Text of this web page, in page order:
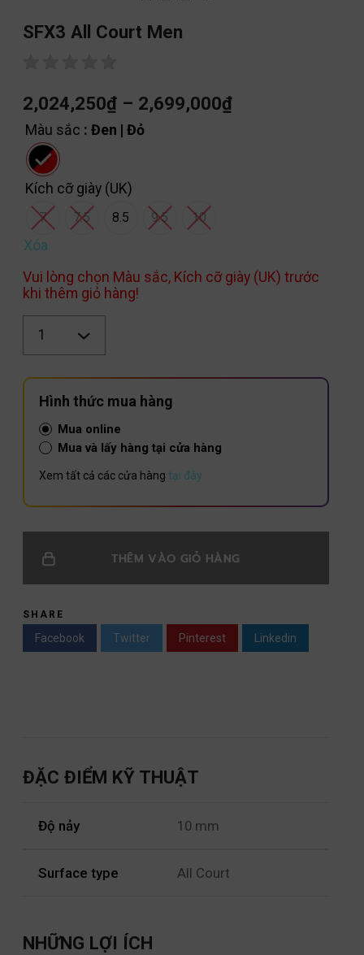
SFX3 All Court Men
2,024,250₫– 2,699,000₫
Màu sắc : Đen | Đỏ
Kích cỡ giày (UK)
7 7.5 8.5 9.5 10
Xóa
Vui lòng chọn Màu sắc, Kích cỡ giày (UK) trước
khi thêm giỏ hàng!
lượng
Hình thức mua hàng
Mua online
Mua và lấy hàng tại cửa hàng
Xem tất cả các cửa hàng tại đây
THÊM VÀO GIỎ HÀNG
SHARE
Facebook Twitter Pinterest Linkedin
ĐẶC ĐIỂM KỸ THUẬT
Độ nảy 10 mm
Surface type All Court
NHỮNG LỢI ÍCH